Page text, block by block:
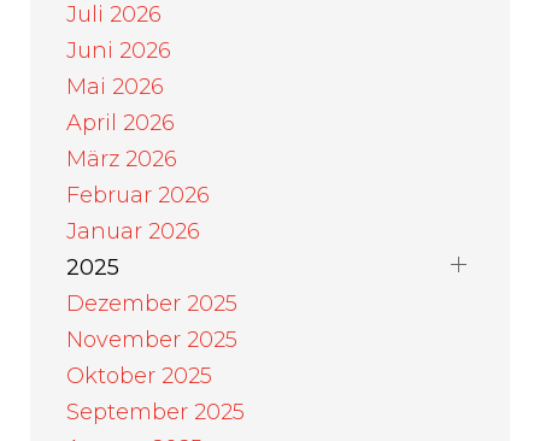
Juli 2026
Juni 2026
Mai 2026
April 2026
März 2026
Februar 2026
Januar 2026
2025
Dezember 2025
November 2025
Oktober 2025
September 2025